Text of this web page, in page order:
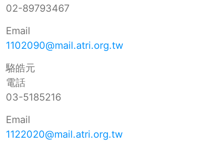
02-89793467
Email
1102090@mail.atri.org.tw
駱皓元
電話
03-5185216
Email
1122020@mail.atri.org.tw